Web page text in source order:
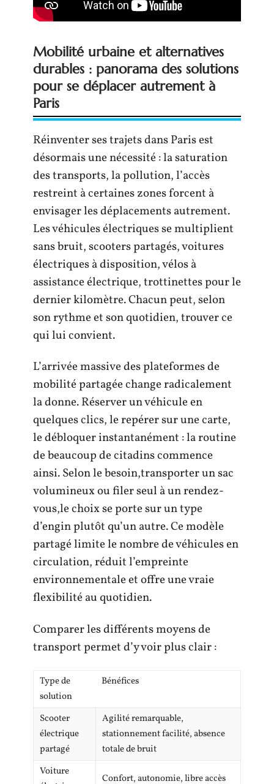
Mobilité urbaine et alternatives
durables : panorama des solutions
pour se déplacer autrement à
Paris
Réinventer ses trajets dans Paris est
désormais une nécessité : la saturation
des transports, la pollution, l’accès
restreint à certaines zones forcent à
envisager les déplacements autrement.
Les véhicules électriques se multiplient
sans bruit, scooters partagés, voitures
électriques à disposition, vélos à
assistance électrique, trottinettes pour le
dernier kilomètre. Chacun peut, selon
son rythme et son quotidien, trouver ce
qui lui convient.
L’arrivée massive des plateformes de
mobilité partagée change radicalement
la donne. Réserver un véhicule en
quelques clics, le repérer sur une carte,
le débloquer instantanément : la routine
de beaucoup de citadins commence
ainsi. Selon le besoin,transporter un sac
volumineux ou filer seul à un rendez-
vous,le choix se porte sur un type
d’engin plutôt qu’un autre. Ce modèle
partagé limite le nombre de véhicules en
circulation, réduit l’empreinte
environnementale et offre une vraie
flexibilité au quotidien.
Comparer les différents moyens de
transport permet d’y voir plus clair :
Type de
solution
Bénéfices
Scooter
électrique
partagé
Agilité remarquable,
stationnement facilité, absence
totale de bruit
Voiture
Confort, autonomie, libre accès